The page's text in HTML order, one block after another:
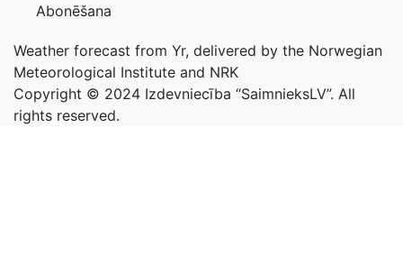
Abonēšana
Weather forecast from Yr, delivered by the Norwegian
Meteorological Institute and NRK
Copyright © 2024 Izdevniecība “SaimnieksLV”. All
rights reserved.